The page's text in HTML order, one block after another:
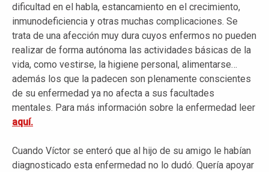
dificultad en el habla, estancamiento en el crecimiento,
inmunodeficiencia y otras muchas complicaciones. Se
trata de una afección muy dura cuyos enfermos no pueden
realizar de forma autónoma las actividades básicas de la
vida, como vestirse, la higiene personal, alimentarse…
además los que la padecen son plenamente conscientes
de su enfermedad ya no afecta a sus facultades
mentales. Para más información sobre la enfermedad leer
aquí.
Cuando Víctor se enteró que al hijo de su amigo le habían
diagnosticado esta enfermedad no lo dudó. Quería apoyar